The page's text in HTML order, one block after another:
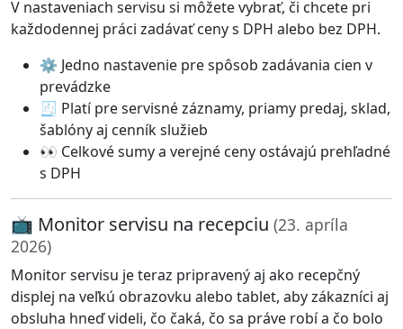
V nastaveniach servisu si môžete vybrať, či chcete pri
každodennej práci zadávať ceny s DPH alebo bez DPH.
⚙️ Jedno nastavenie pre spôsob zadávania cien v
prevádzke
🧾 Platí pre servisné záznamy, priamy predaj, sklad,
šablóny aj cenník služieb
👀 Celkové sumy a verejné ceny ostávajú prehľadné
s DPH
📺 Monitor servisu na recepciu (23. apríla
2026)
Monitor servisu je teraz pripravený aj ako recepčný
displej na veľkú obrazovku alebo tablet, aby zákazníci aj
obsluha hneď videli, čo čaká, čo sa práve robí a čo bolo